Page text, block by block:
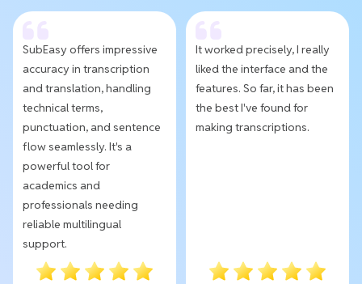
SubEasy offers impressive
accuracy in transcription
and translation, handling
technical terms,
punctuation, and sentence
flow seamlessly. It's a
powerful tool for
academics and
professionals needing
reliable multilingual
support.
It worked precisely, I really
liked the interface and the
features. So far, it has been
the best I've found for
making transcriptions.